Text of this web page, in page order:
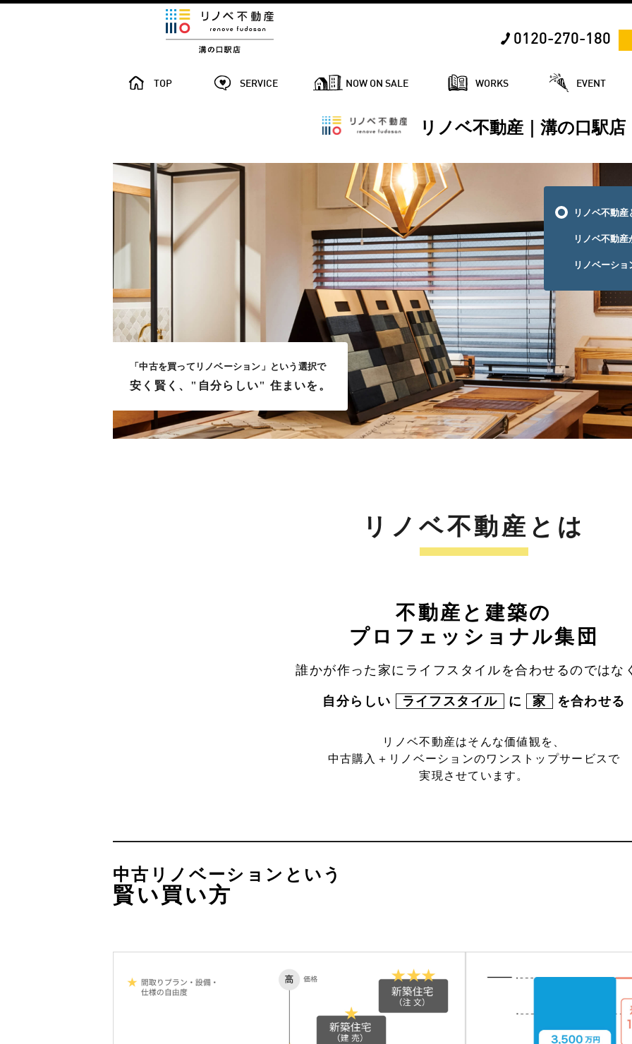
0120-270-180
TOP SERVICE NOW ON SALE WORKS EVENT
リノベ不動産｜溝の口駅店
「中古を買ってリノベーション」という選択で
安く賢く、"自分らしい" 住まいを。
リノベ不動産
リノベ不動
リノベーショ
リノベ不動産とは
不動産と建築の
プロフェッショナル集団
誰かが作った家にライフスタイルを合わせるのではな
自分らしい ライフスタイル に 家 を合わせる
リノベ不動産はそんな価値観を、
中古購入＋リノベーションのワンストップサービスで
実現させています。
中古リノベーションという
賢い買い方